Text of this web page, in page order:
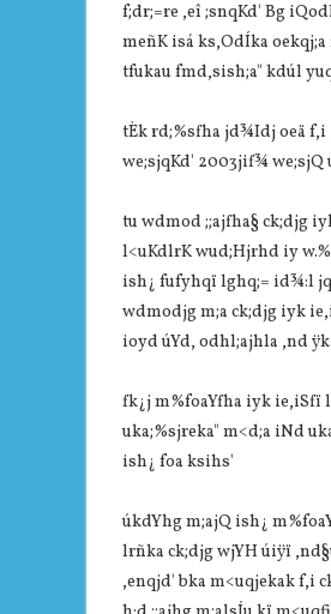
f;dr;=re ,eî ;snqKd' Bg
meñK isá ks,OdÍka
tfukau fmd,sish;a" kdúl
tÈk rd;%sfha jd¾Idj oeä f,i
we;sjqKd' 2003jif¾ we;sjQ
tu wdmod ;;ajfha§ ck;djg
l<uKdlrK wud;Hjrhd iy
ish¿ fufyhqï lghq;= id¾:l
wdmodjg m;a ck;djg iyk
ioyd úYd, odhl;ajhla ,nd
fk¿j m%foaYfha iyk ie,iSfï
uka;%sjreka" m<d;a iNd
ish¿ foa ksihs'
úkdYhg m;ajQ ish¿
lrñka ck;djg wjYH úiÿï
,enqjd' bka m<uqjekak f,i